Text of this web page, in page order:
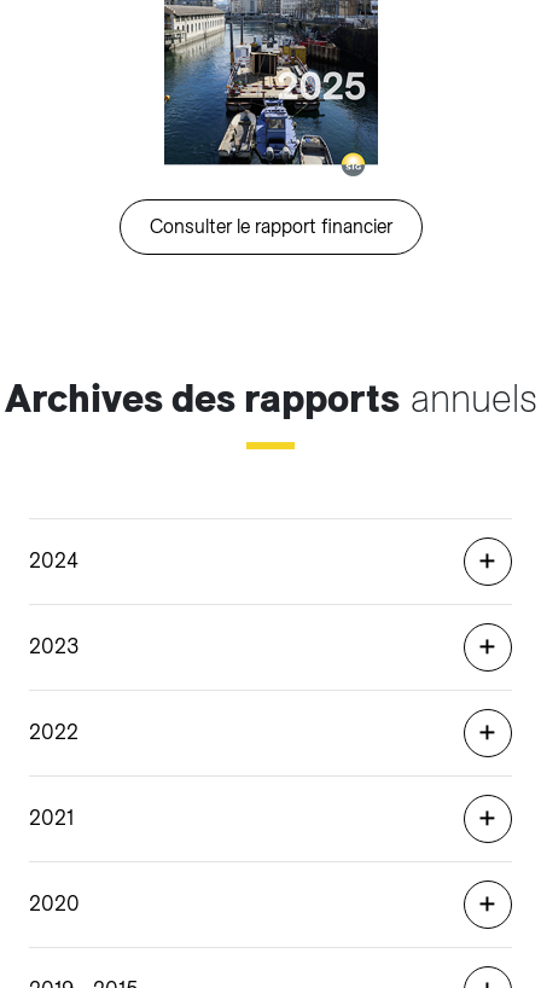
Consulter le rapport financier
Archives des rapportsannuels
2024
2023
2022
2021
2020